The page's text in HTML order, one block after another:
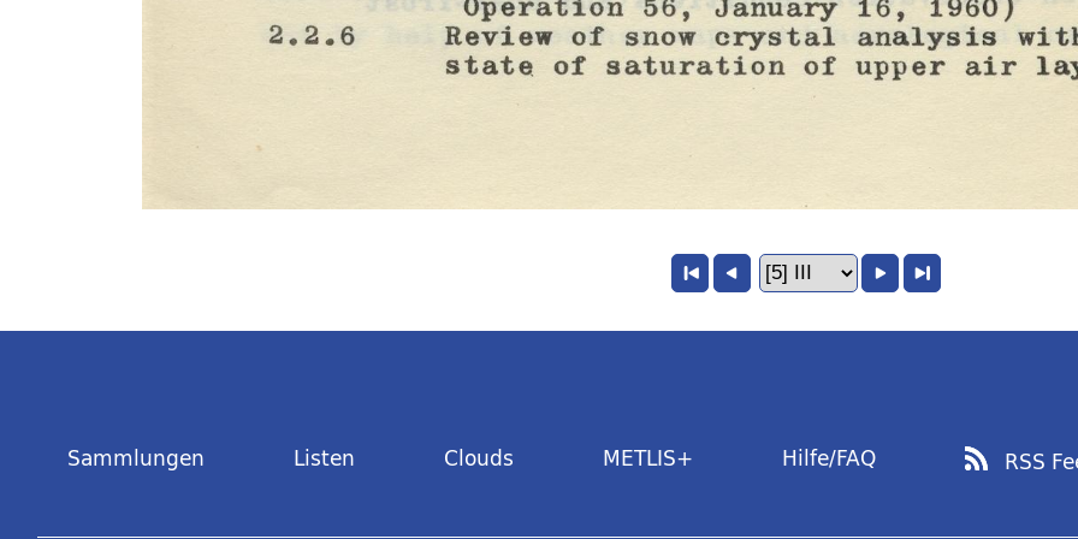
Sammlungen Listen Clouds METLIS+ Hilfe/FAQ RSS